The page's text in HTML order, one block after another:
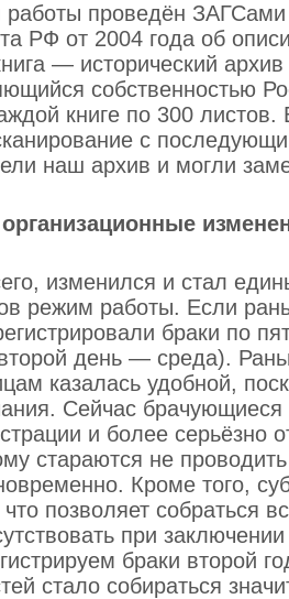
проведён ЗАГСами
РФ от 2004 года об
— исторический
собственностью
книге по 300
с
наш архив и могли
изменился и стал
режим работы. Если
браки по
день — среда).
казалась удобной,
Сейчас брачующиеся
и более серьёзно
стараются не
Кроме того,
позволяет собраться
при
браки второй
стало собираться